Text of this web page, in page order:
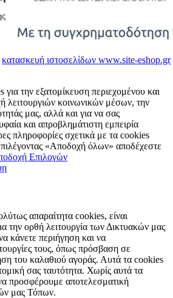
κατασκευή ιστοσελίδων www.site-eshop.gr
την εξατομίκευση περιεχομένου και
λειτουργιών κοινωνικών μέσων, την
μας, αλλά και για να σας
και απροβλημάτιστη εμπειρία
πληροφορίες σχετικά με τα cookies
«Αποδοχή όλων» αποδέχεστε
Επιλογών
απαραίτητα cookies, είναι
την ορθή λειτουργία των Δικτυακών μας
κάνετε περιήγηση και να
τους, όπως πρόσβαση σε
του καλαθιού αγοράς. Αυτά τα cookies
σας ταυτότητα. Χωρίς αυτά τα
προσφέρουμε αποτελεσματική
μας Τόπων.